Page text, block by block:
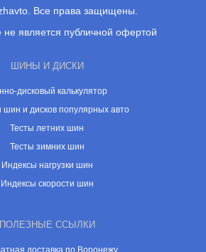
Все права защищены.
является публичной офертой
ШИНЫ И ДИСКИ
дисковый калькулятор
шин и дисков популярных авто
Тесты летних шин
Тесты зимних шин
Индексы нагрузки шин
Индексы скорости шин
ПОЛЕЗНЫЕ ССЫЛКИ
доставка по Воронежу